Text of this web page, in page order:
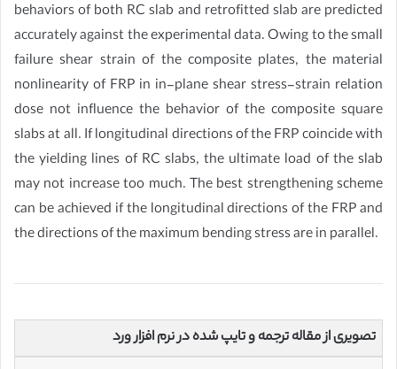
behaviors of both RC slab and retrofitted slab are predicted
accurately against the experimental data. Owing to the small
failure shear strain of the composite plates, the material
nonlinearity of FRP in in-plane shear stress-strain relation
dose not influence the behavior of the composite square
slabs at all. If longitudinal directions of the FRP coincide with
the yielding lines of RC slabs, the ultimate load of the slab
may not increase too much. The best strengthening scheme
can be achieved if the longitudinal directions of the FRP and
the directions of the maximum bending stress are in parallel.
تصویری از مقاله ترجمه و تایپ شده در نرم افزار ورد